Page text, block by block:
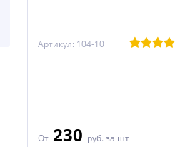
Артикул: 104-10
От 230 руб. за шт